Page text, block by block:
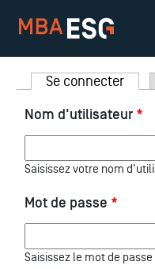
Onglets
Se connecter
Nom d'utilisateur *
Saisissez votre nom
Mot de passe *
Saisissez le mot de